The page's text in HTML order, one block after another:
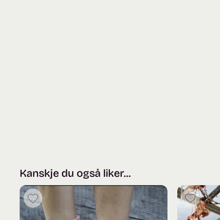
Kanskje du også liker...